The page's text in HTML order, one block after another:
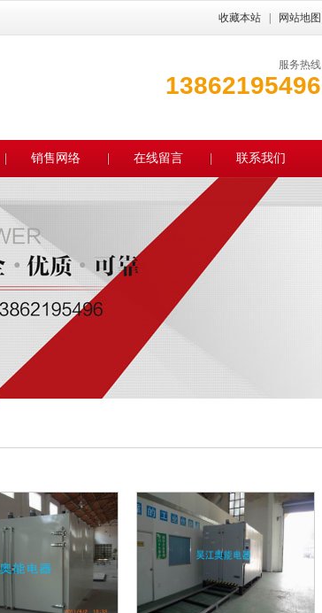
收藏本站 网站地图
服务热线
13862195496
销售网络 在线留言 联系我们